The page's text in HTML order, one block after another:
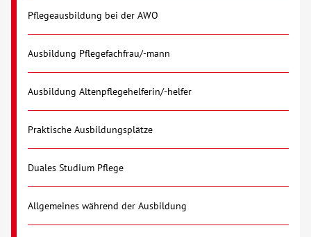
Pflegeausbildung bei der AWO
Ausbildung Pflegefachfrau/-mann
Ausbildung Altenpflegehelferin/-helfer
Praktische Ausbildungsplätze
Duales Studium Pflege
Allgemeines während der Ausbildung